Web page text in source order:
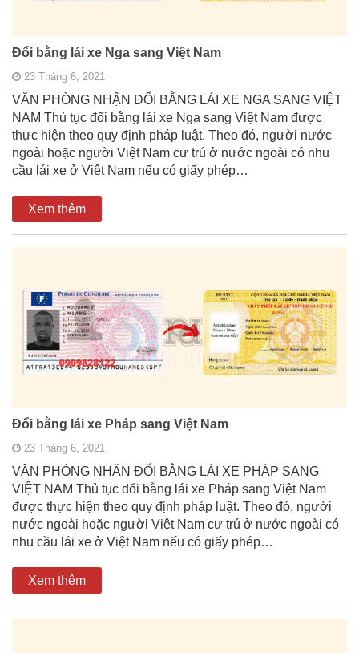
Đổi bằng lái xe Nga sang Việt Nam
23 Tháng 6, 2021
VĂN PHÒNG NHẬN ĐỔI BẰNG LÁI XE NGA SANG VIỆT
NAM Thủ tục đổi bằng lái xe Nga sang Việt Nam được
thực hiện theo quy định pháp luật. Theo đó, người nước
ngoài hoặc người Việt Nam cư trú ở nước ngoài có nhu
cầu lái xe ở Việt Nam nếu có giấy phép…
Xem thêm
Đổi bằng lái xe Pháp sang Việt Nam
23 Tháng 6, 2021
VĂN PHÒNG NHẬN ĐỔI BẰNG LÁI XE PHÁP SANG
VIỆT NAM Thủ tục đổi bằng lái xe Pháp sang Việt Nam
được thực hiện theo quy định pháp luật. Theo đó, người
nước ngoài hoặc người Việt Nam cư trú ở nước ngoài có
nhu cầu lái xe ở Việt Nam nếu có giấy phép…
Xem thêm